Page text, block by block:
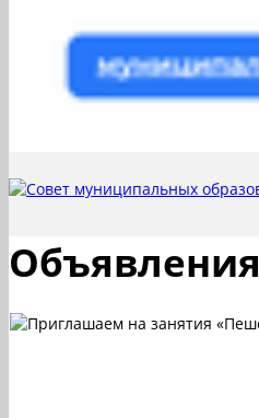
Объявления